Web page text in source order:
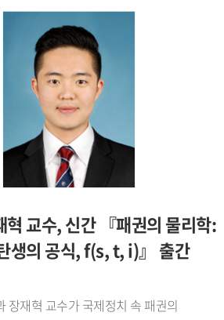
으로 피드백을 줘 학생 개개인이 어떻게
고민을 나눴습니다. 그리고 같은 학문을
서 밖 세상에 대해 많이 알려주려
한 노력의 결과가 최우수 강의 평가로
습니다. - 기억에 남는 연구성과와
들려주십시오.싱가포르 국립대학교에서
구를 많이 진행했습니다. 언어학과 이주민
다. 우리나라에 동남아시아에서 넘어온
있어 우리 국민과 이주민이 상생하는
동을 적극적으로 진행하고 있습니다.
사업으로 태국어 의료통역사 양성과정을
아의 태국어 전화통역사 심사 양성과정,
사이트에서는 제가 올린 태국어 교육
로 표현하는 데 집중했다고 밝혔다.정박한
날 준비를 마친 존재들로서 정지와
징하며, 항구의 고요함 속에 감춰진
드러낸다. 또한 화면 속 바다는 단순한
미지의 세계를 암시하는 공간으로
과 어둠이 교차하는 순간의 서정성을
업의 핵심이 있었다고 설명했다. 절제된
는 부드러운 색의 흐름을 통해 감정의 결을
, 그렇게 부산 남항의 밤은 떠남과 머묾이
고 흐른다』를 통해 언어와 권력, 프레임,
인문학적으로 탐구하며, 언어가 단순한
어 사회와 현실을 구성하는 힘이라는 점을
전략』에서는 쇼펜하우어의 『논쟁에서
혁 교수, 신간 『패권의 물리학:
생의 공식, f(s, t, i)』 출간
장재혁 교수가 국제정치 속 패권의